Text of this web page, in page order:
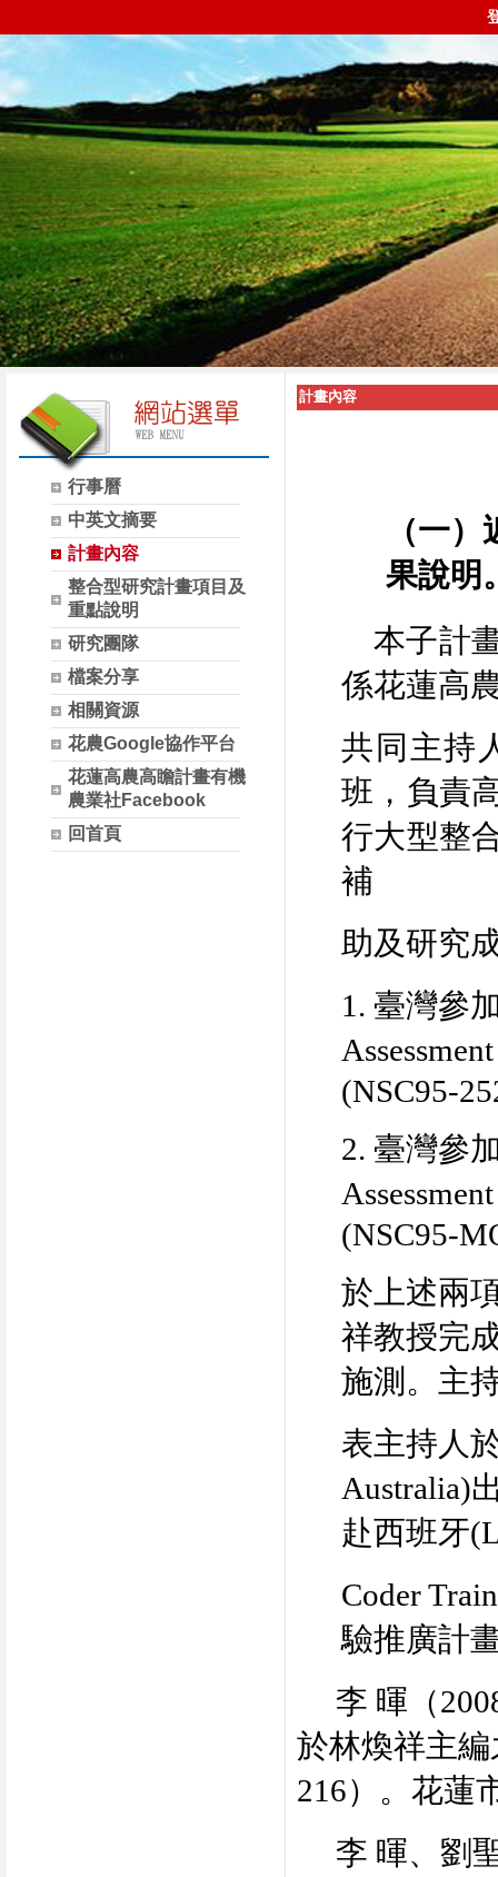
行事曆
中英文摘要
計畫內容
整合型研究計畫項目及
重點說明
研究團隊
檔案分享
相關資源
花農Google協作平台
花蓮高農高瞻計畫有機
農業社Facebook
回首頁
計畫內容
（一
果說明
本子計
係花蓮高
共同主持
班，負責
行大型整
補
助及研究
1. 臺灣參
(NSC95-
2. 臺灣參
(NSC95-
於上述兩
祥教授完
施測。主
表主持人
Australia)
赴西班牙
Coder
驗推廣計
李 暉 （
於林煥祥主
216）。花蓮
李 暉、劉